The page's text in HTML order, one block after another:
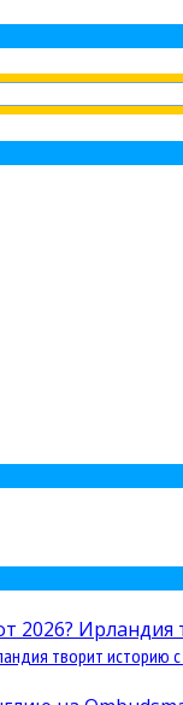
творит историю